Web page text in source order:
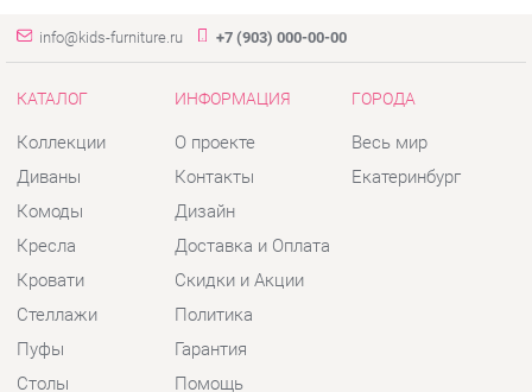
Комоды
Кровати
Стеллажи
Пуфы
Столы
Стулья
Тумбы
Шкафы
Комплектующие
Дизайн
Скидки и Акции
Политика
Гарантия
Помощь